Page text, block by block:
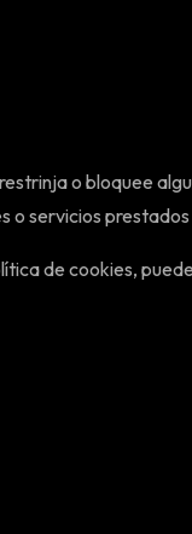
o bloquee
o servicios
de cookies,